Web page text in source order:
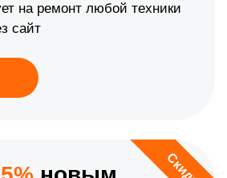
на ремонт любой техники
сайт